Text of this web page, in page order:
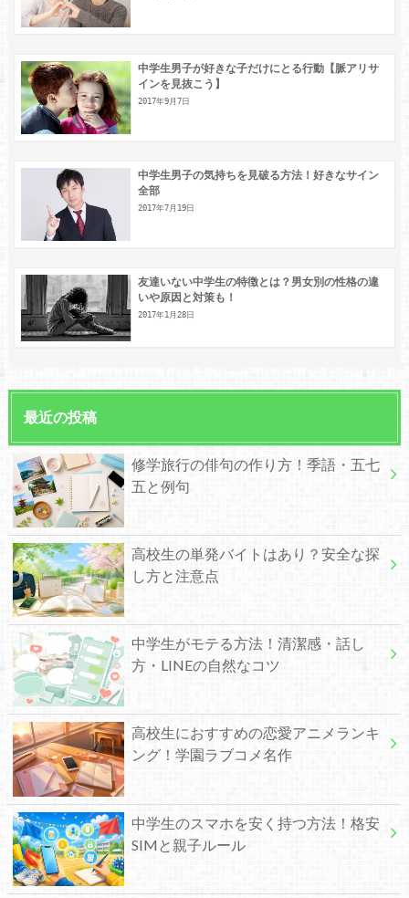
中学生男子が好きな子だけにとる行動【脈アリサ
インを見抜こう】
2017年9月7日
中学生男子の気持ちを見破る方法！好きなサイン
全部
2017年7月19日
友達いない中学生の特徴とは？男女別の性格の違
いや原因と対策も！
2017年1月28日
最近の投稿
修学旅行の俳句の作り方！季語・五七
五と例句
高校生の単発バイトはあり？安全な探
し方と注意点
中学生がモテる方法！清潔感・話し
方・LINEの自然なコツ
高校生におすすめの恋愛アニメランキ
ング！学園ラブコメ名作
中学生のスマホを安く持つ方法！格安
SIMと親子ルール